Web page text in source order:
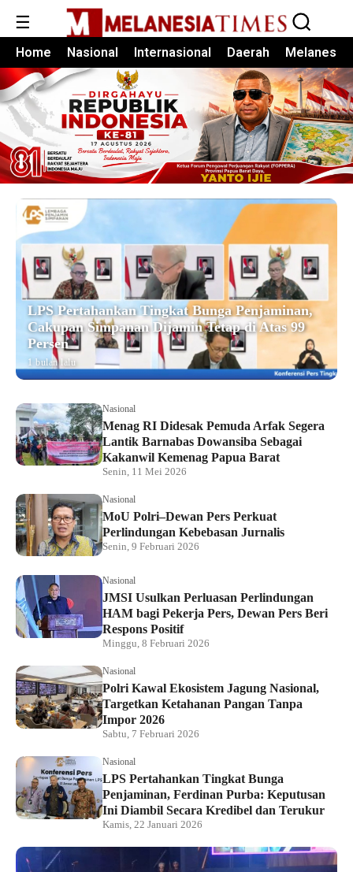
☰
Home Nasional Internasional Daerah Melanesia
LPS Pertahankan Tingkat Bunga Penjaminan,
Cakupan Simpanan Dijamin Tetap di Atas 99
Persen
1 bulan lalu
Nasional
Menag RI Didesak Pemuda Arfak Segera
Lantik Barnabas Dowansiba Sebagai
Kakanwil Kemenag Papua Barat
Senin, 11 Mei 2026
Nasional
MoU Polri–Dewan Pers Perkuat
Perlindungan Kebebasan Jurnalis
Senin, 9 Februari 2026
Nasional
JMSI Usulkan Perluasan Perlindungan
HAM bagi Pekerja Pers, Dewan Pers Beri
Respons Positif
Minggu, 8 Februari 2026
Nasional
Polri Kawal Ekosistem Jagung Nasional,
Targetkan Ketahanan Pangan Tanpa
Impor 2026
Sabtu, 7 Februari 2026
Nasional
LPS Pertahankan Tingkat Bunga
Penjaminan, Ferdinan Purba: Keputusan
Ini Diambil Secara Kredibel dan Terukur
Kamis, 22 Januari 2026